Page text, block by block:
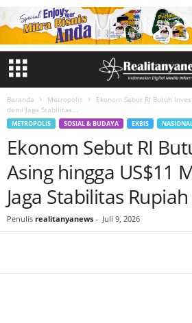
Beranda Metropolis
Ekonom Sebut RI Butuh
demi Jaga Stabilitas...
METROPOLIS SOSIAL & BUDAYA EKBIS
Ekonom Sebut RI
Asing hingga US$11
Jaga Stabilitas Rupiah
Penulis realitanyanews - Juli 9, 2026